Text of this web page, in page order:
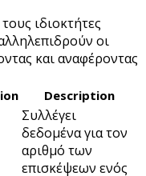
ιδιοκτήτες
οι
και αναφέροντας
Description
Συλλέγει
δεδομένα για τον
αριθμό των
επισκέψεων ενός